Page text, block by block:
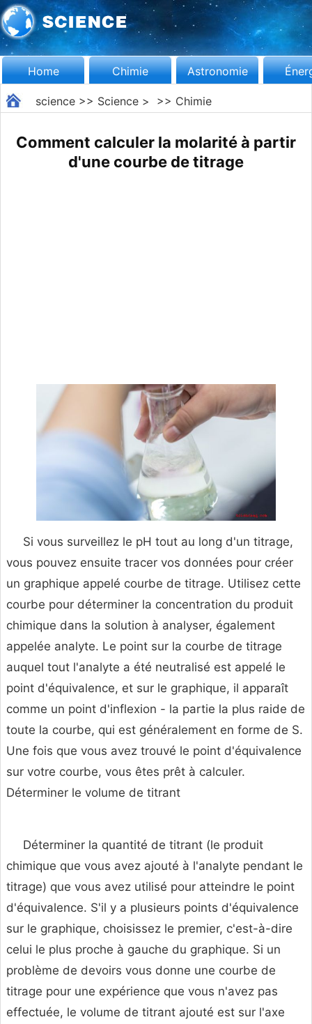
Home Chimie Astronomie
science>> Science> >> Chimie
Comment calculer la molarité à partir
d'une courbe de titrage
Si vous surveillez le pH tout au long d'un titrage,
vous pouvez ensuite tracer vos données pour créer
un graphique appelé courbe de titrage. Utilisez cette
courbe pour déterminer la concentration du produit
chimique dans la solution à analyser, également
appelée analyte. Le point sur la courbe de titrage
auquel tout l'analyte a été neutralisé est appelé le
point d'équivalence, et sur le graphique, il apparaît
comme un point d'inflexion - la partie la plus raide de
toute la courbe, qui est généralement en forme de S.
Une fois que vous avez trouvé le point d'équivalence
sur votre courbe, vous êtes prêt à calculer.
Déterminer le volume de titrant
Déterminer la quantité de titrant (le produit
chimique que vous avez ajouté à l'analyte pendant le
titrage) que vous avez utilisé pour atteindre le point
d'équivalence. S'il y a plusieurs points d'équivalence
sur le graphique, choisissez le premier, c'est-à-dire
celui le plus proche à gauche du graphique. Si un
problème de devoirs vous donne une courbe de
titrage pour une expérience que vous n'avez pas
effectuée, le volume de titrant ajouté est sur l'axe